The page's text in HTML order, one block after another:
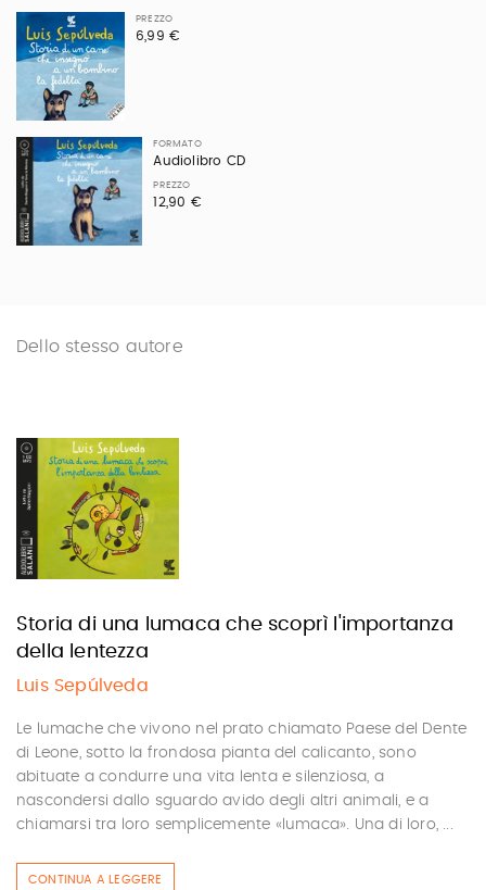
PREZZO
6,99 €
FORMATO
Audiolibro CD
PREZZO
12,90 €
Dello stesso autore
Storia di una lumaca che scoprì l'importanza
della lentezza
Luis Sepúlveda
Le lumache che vivono nel prato chiamato Paese del Dente
di Leone, sotto la frondosa pianta del calicanto, sono
abituate a condurre una vita lenta e silenziosa, a
nascondersi dallo sguardo avido degli altri animali, e a
chiamarsi tra loro semplicemente «lumaca». Una di loro, ...
CONTINUA A LEGGERE